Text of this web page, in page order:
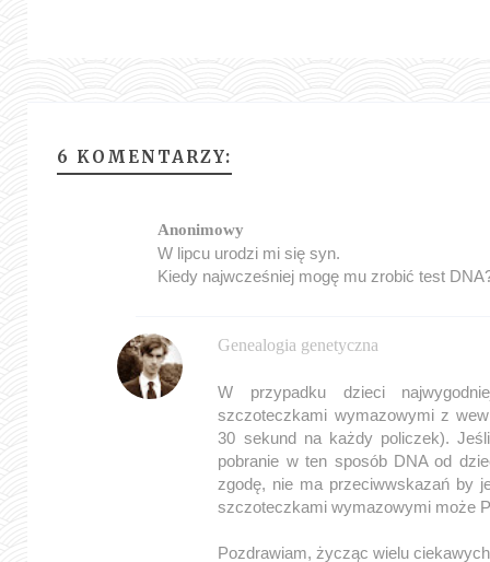
6 KOMENTARZY:
Anonimowy
W lipcu urodzi mi się syn.
Kiedy najwcześniej mogę mu zrobić test
Genealogia genetyczna
W przypadku dzieci
szczoteczkami wymazowymi z
30 sekund na każdy policzek).
pobranie w ten sposób DNA od
zgodę, nie ma przeciwwskazań by
szczoteczkami wymazowymi może
Pozdrawiam, życząc wielu